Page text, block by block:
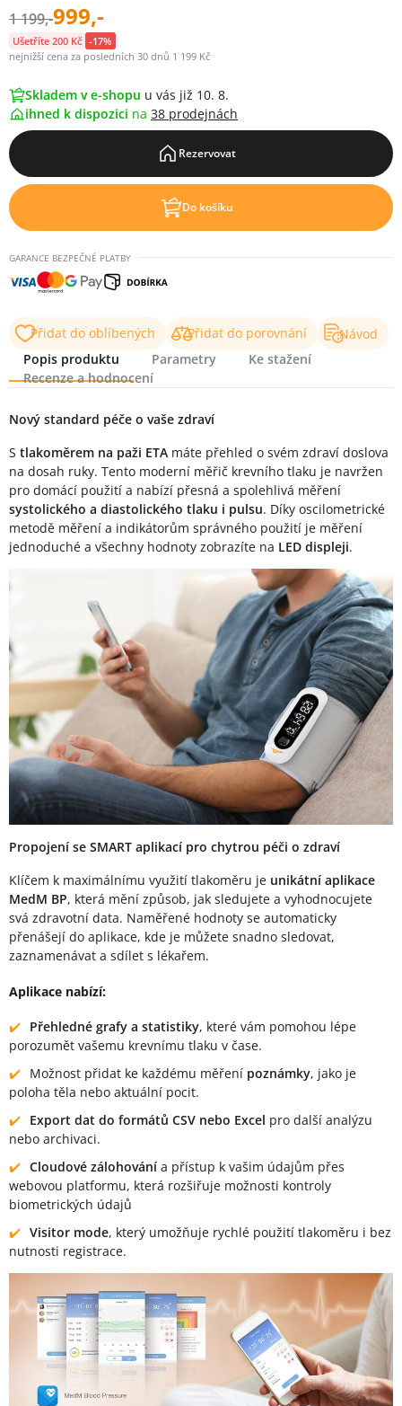
1 199,-999,-
Ušetříte 200 Kč -17%
nejnižší cena za posledních 30 dnů 1 199 Kč
Skladem v e-shopu u vás již 10. 8.
ihned k dispozici na 38 prodejnách
Rezervovat
Do košíku
GARANCE BEZPEČNÉ PLATBY
Přidat do oblíbených Přidat do porovnání
Návod
Popis produktu
Parametry
Ke stažení
Recenze a hodnocení
Popis produktu
Nový standard péče o vaše zdraví
S tlakoměrem na paži ETA máte přehled o svém zdraví doslova
na dosah ruky. Tento moderní měřič krevního tlaku je navržen
pro domácí použití a nabízí přesná a spolehlivá měření
systolického a diastolického tlaku i pulsu. Díky oscilometrické
metodě měření a indikátorům správného použití je měření
jednoduché a všechny hodnoty zobrazíte na LED displeji.
Propojení se SMART aplikací pro chytrou péči o zdraví
Klíčem k maximálnímu využití tlakoměru je unikátní aplikace
MedM BP, která mění způsob, jak sledujete a vyhodnocujete
svá zdravotní data. Naměřené hodnoty se automaticky
přenášejí do aplikace, kde je můžete snadno sledovat,
zaznamenávat a sdílet s lékařem.
Aplikace nabízí:
Přehledné grafy a statistiky, které vám pomohou lépe
porozumět vašemu krevnímu tlaku v čase.
Možnost přidat ke každému měření poznámky, jako je
poloha těla nebo aktuální pocit.
Export dat do formátů CSV nebo Excel pro další analýzu
nebo archivaci.
Cloudové zálohování a přístup k vašim údajům přes
webovou platformu, která rozšiřuje možnosti kontroly
biometrických údajů
Visitor mode, který umožňuje rychlé použití tlakoměru i bez
nutnosti registrace.